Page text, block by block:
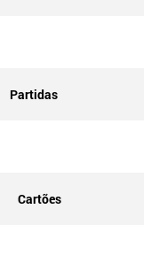
Partidas
Cartões